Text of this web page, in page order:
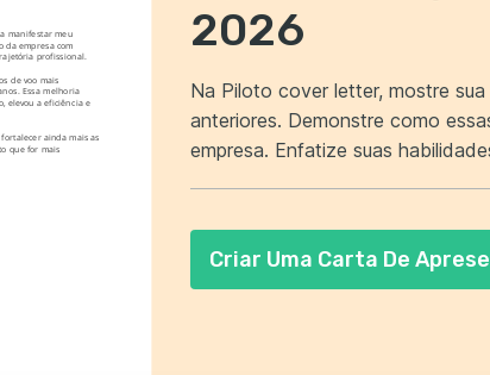
manifestar meu
da empresa com
profissional.
de voo mais
Essa melhoria
elevou a eficiência e
ainda mais as
que for mais
2026
Na Piloto cover letter, mostre
anteriores. Demonstre como
empresa. Enfatize suas habilidades de comunicação e resolução de problemas. Deixe
Criar Uma Carta De